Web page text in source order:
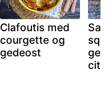
Clafoutis med
courgette og
gedeost